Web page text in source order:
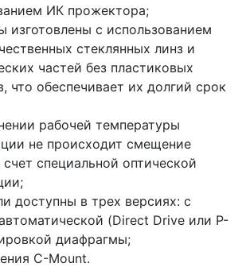
ИК прожектора;
изготовлены с использованием
стеклянных линз и
частей без пластиковых
что обеспечивает их долгий срок
рабочей температуры
не происходит смещение
специальной оптической
доступны в трех версиях: с
(Direct Drive или P-
диафрагмы;
C-Mount.